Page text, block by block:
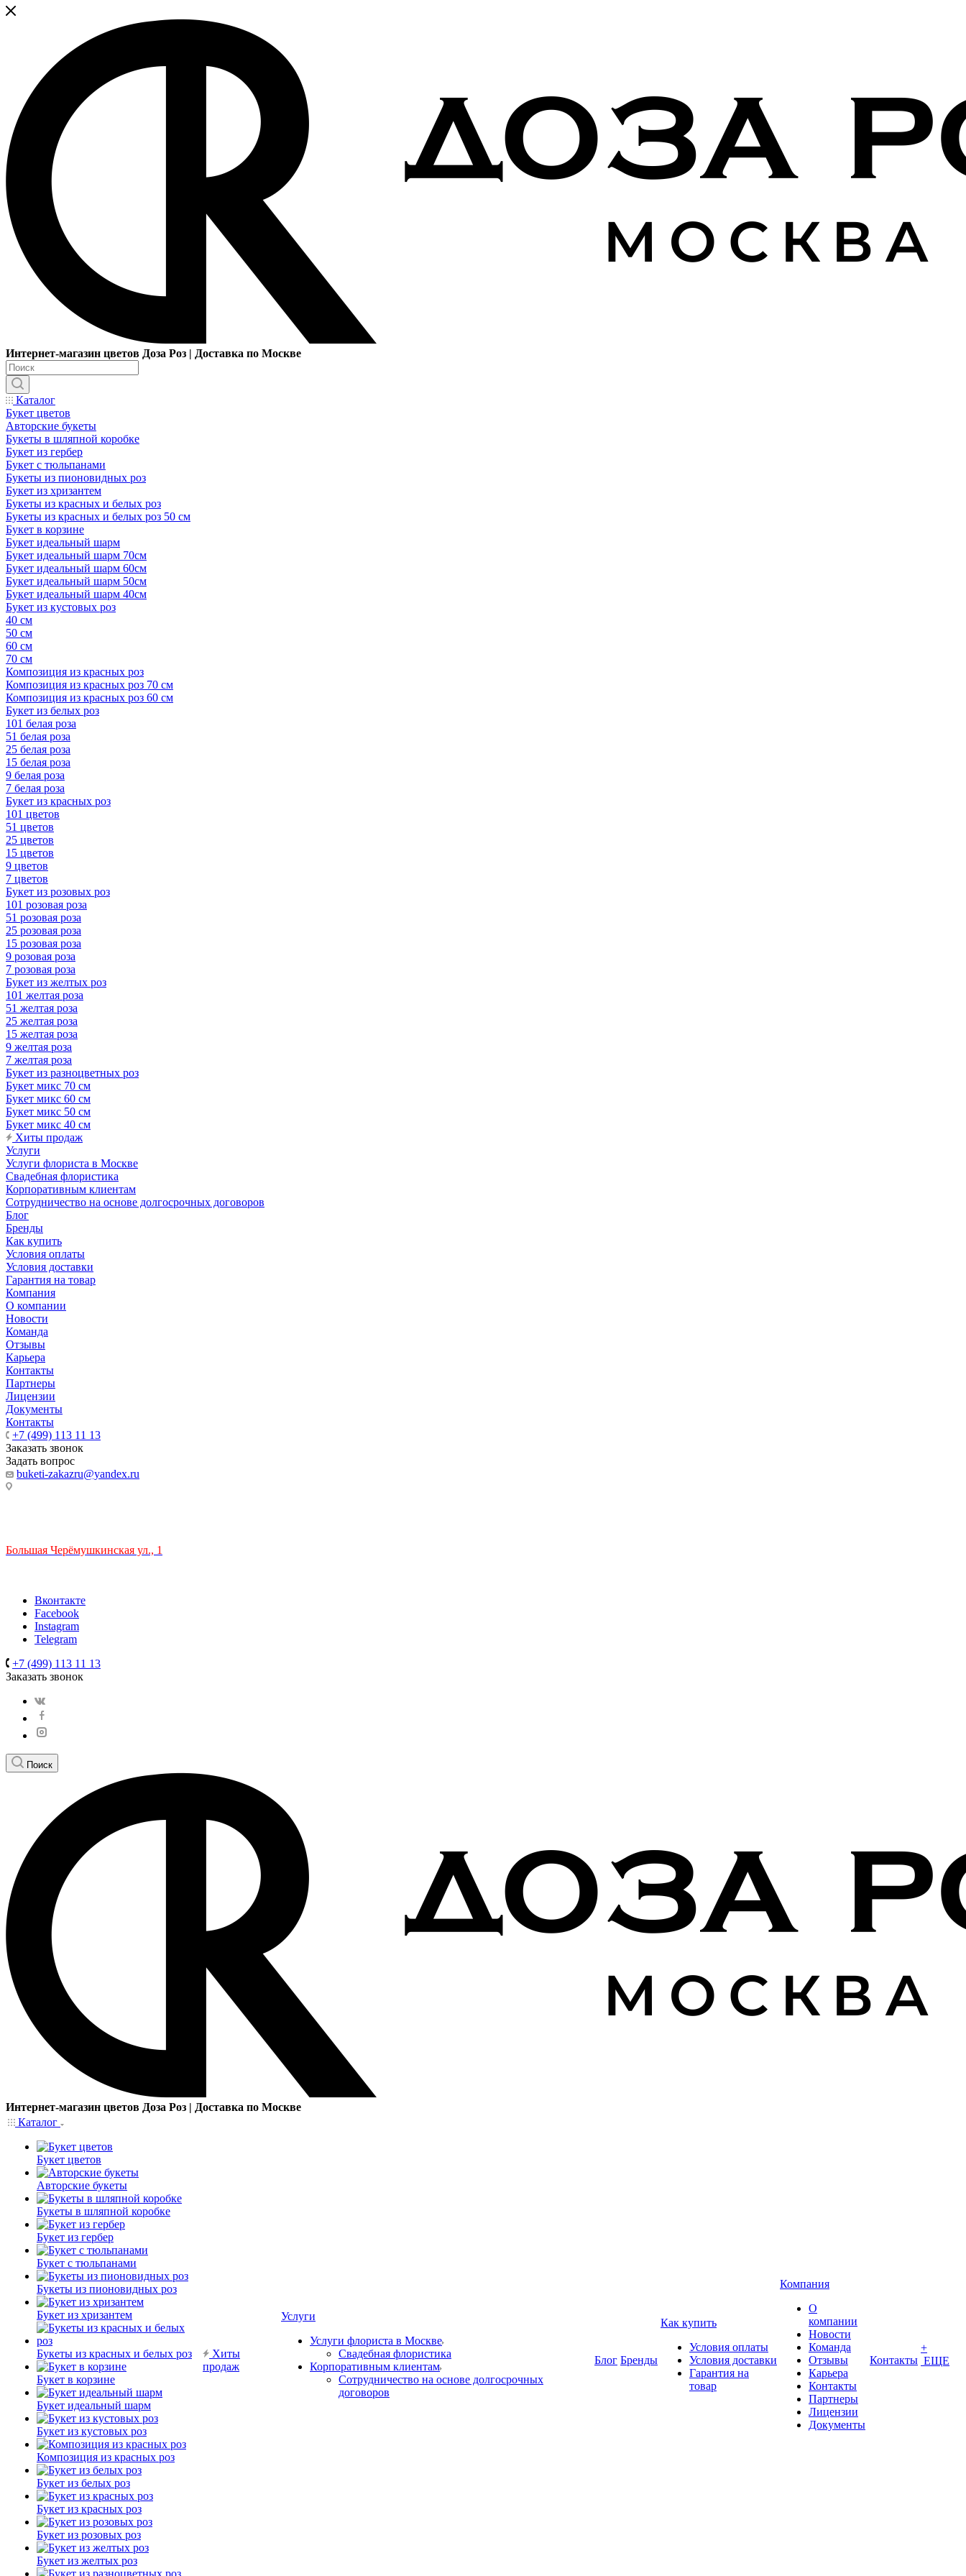
Интернет-магазин цветов Доза Роз | Доставка по Москве
Каталог
Букет цветов
Авторские букеты
Букеты в шляпной коробке
Букет из гербер
Букет с тюльпанами
Букеты из пионовидных роз
Букет из хризантем
Букеты из красных и белых роз
Букеты из красных и белых роз 50 см
Букет в корзине
Букет идеальный шарм
Букет идеальный шарм 70см
Букет идеальный шарм 60см
Букет идеальный шарм 50см
Букет идеальный шарм 40см
Букет из кустовых роз
40 см
50 см
60 см
70 см
Композиция из красных роз
Композиция из красных роз 70 см
Композиция из красных роз 60 см
Букет из белых роз
101 белая роза
51 белая роза
25 белая роза
15 белая роза
9 белая роза
7 белая роза
Букет из красных роз
101 цветов
51 цветов
25 цветов
15 цветов
9 цветов
7 цветов
Букет из розовых роз
101 розовая роза
51 розовая роза
25 розовая роза
15 розовая роза
9 розовая роза
7 розовая роза
Букет из желтых роз
101 желтая роза
51 желтая роза
25 желтая роза
15 желтая роза
9 желтая роза
7 желтая роза
Букет из разноцветных роз
Букет микс 70 см
Букет микс 60 см
Букет микс 50 см
Букет микс 40 см
Хиты продаж
Услуги
Услуги флориста в Москве
Свадебная флористика
Корпоративным клиентам
Сотрудничество на основе долгосрочных договоров
Блог
Бренды
Как купить
Условия оплаты
Условия доставки
Гарантия на товар
Компания
О компании
Новости
Команда
Отзывы
Карьера
Контакты
Партнеры
Лицензии
Документы
Контакты
+7 (499) 113 11 13
Заказать звонок
Задать вопрос
buketi-zakazru@yandex.ru
Большая Черёмушкинская ул., 1
Вконтакте
Facebook
Instagram
Telegram
+7 (499) 113 11 13
Заказать звонок
Поиск
Интернет-магазин цветов Доза Роз | Доставка по Москве
Каталог
Букет цветов
Авторские букеты
Букеты в шляпной коробке
Букет из гербер
Букет с тюльпанами
Букеты из пионовидных роз
Букет из хризантем
Букеты из красных и белых роз
Букет в корзине
Букет идеальный шарм
Букет из кустовых роз
Композиция из красных роз
Букет из белых роз
Букет из красных роз
Букет из розовых роз
Букет из желтых роз
Хиты
продаж
Услуги
Услуги флориста в Москве
Свадебная флористика
Корпоративным клиентам
Сотрудничество на основе долгосрочных
договоров
Блог Бренды
Как купить
Условия оплаты
Условия доставки
Гарантия на
товар
Компания
О
компании
Новости
Команда
Отзывы
Карьера
Контакты
Партнеры
Лицензии
Документы
Контакты
+
ЕЩЕ